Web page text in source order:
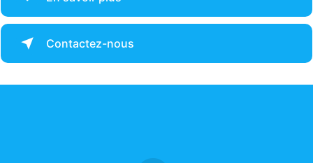
Contactez-nous